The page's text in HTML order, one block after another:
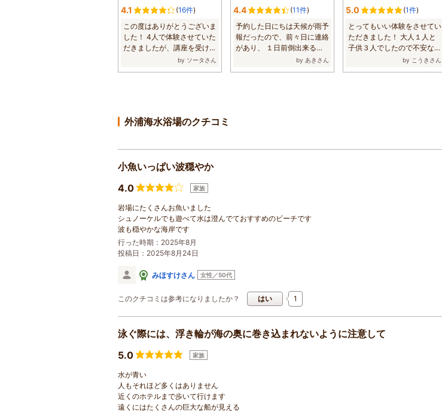
4.1 (16件)
この度はありがとうございま
した！ 4人で体験させていた
だきましたが、講座を受ける
by ソータさん
4.4 (11件)
予約した日にちは天候が雨予
報だったので、前々日に連絡
があり、 １日前倒出来るの
by あきさん
5.0 (1件)
とってもいい体験をさせてい
ただきました！ 大人１人と
子供３人でしたので不安な気
by こうきさん
外浦海水浴場のクチコミ
小魚いっぱい波穏やか
4.0
家族
岩場にたくさんお魚いました
シュノーケルでも遊べて水は澄んでておすすめのビーチです
波も穏やかな海岸です
行った時期：2025年8月
投稿日：2025年8月24日
みほすけさん 女性／50代
このクチコミは参考になりましたか？ 1
はい
泳ぐ際には、浮き輪が海の奥に巻き込まれないように注意して
5.0
家族
水が青い
人もそれほど多くはありません
近くのホテルまで歩いて行けます
遠くにはたくさんの巨大な船が見える